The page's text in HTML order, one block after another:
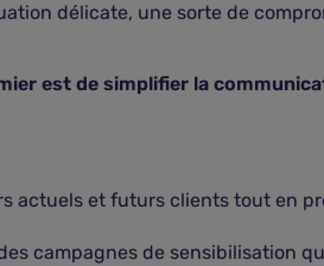
délicate, une sorte de
est de simplifier la
actuels et futurs clients tout en
campagnes de sensibilisation